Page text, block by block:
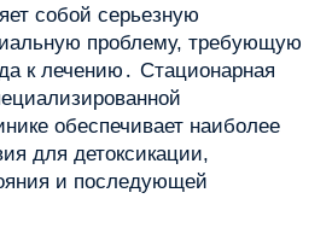
собой серьезную
проблему, требующую
к лечению․ Стационарная
обеспечивает наиболее
для детоксикации,
и последующей